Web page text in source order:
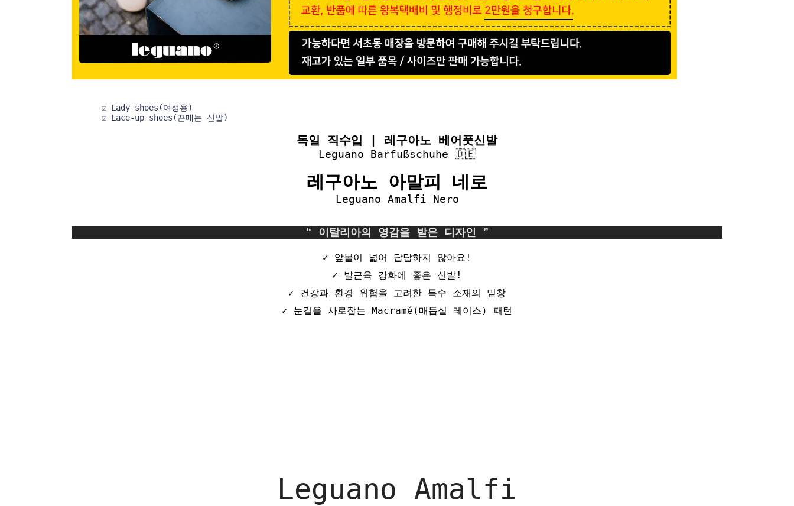
☑ Lady shoes(여성용)
☑ Lace-up shoes(끈매는 신발)
독일 직수입 | 레구아노 베어풋신발
Leguano Barfußschuhe 🇩🇪
레구아노 아말피 네로
Leguano Amalfi Nero
❝ 이탈리아의 영감을 받은 디자인 ❞
✓ 앞볼이 넓어 답답하지 않아요!
✓ 발근육 강화에 좋은 신발!
✓ 건강과 환경 위험을 고려한 특수 소재의 밑창
✓ 눈길을 사로잡는 Macramé(매듭실 레이스) 패턴
Leguano Amalfi